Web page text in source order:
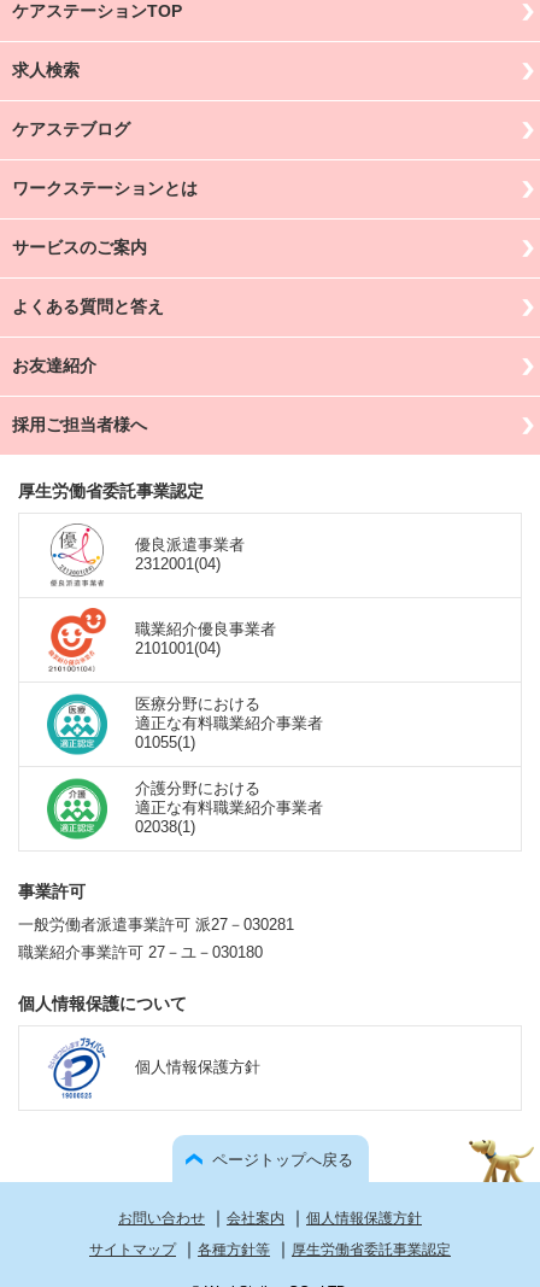
ケアステーションTOP
求人検索
ケアステブログ
ワークステーションとは
サービスのご案内
よくある質問と答え
お友達紹介
採用ご担当者様へ
厚生労働省委託事業認定
優良派遣事業者
2312001(04)
職業紹介優良事業者
2101001(04)
医療分野における
適正な有料職業紹介事業者
01055(1)
介護分野における
適正な有料職業紹介事業者
02038(1)
事業許可
一般労働者派遣事業許可 派27－030281
職業紹介事業許可 27－ユ－030180
個人情報保護について
個人情報保護方針
ページトップへ戻る
お問い合わせ ｜ 会社案内 ｜ 個人情報保護方針
サイトマップ
｜ 各種方針等 ｜ 厚生労働省委託事業認定